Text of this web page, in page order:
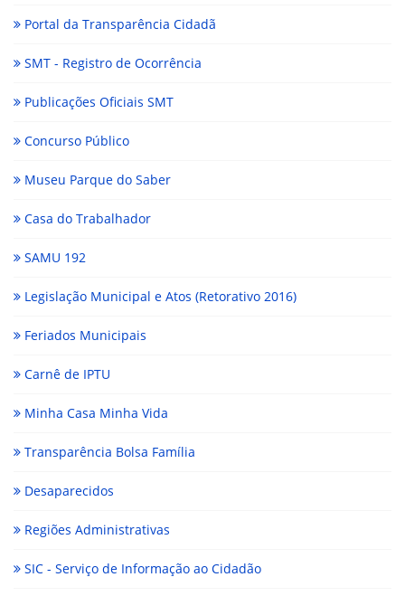
Portal da Transparência Cidadã
SMT - Registro de Ocorrência
Publicações Oficiais SMT
Concurso Público
Museu Parque do Saber
Casa do Trabalhador
SAMU 192
Legislação Municipal e Atos (Retorativo 2016)
Feriados Municipais
Carnê de IPTU
Minha Casa Minha Vida
Transparência Bolsa Família
Desaparecidos
Regiões Administrativas
SIC - Serviço de Informação ao Cidadão